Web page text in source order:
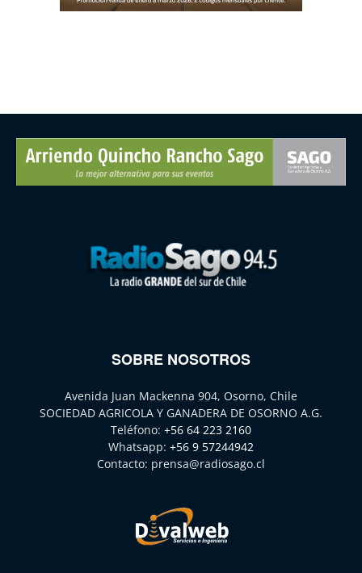
SOBRE NOSOTROS
Avenida Juan Mackenna 904, Osorno, Chile
SOCIEDAD AGRICOLA Y GANADERA DE OSORNO A.G.
Teléfono: +56 64 223 2160
Whatsapp: +56 9 57244942
Contacto: prensa@radiosago.cl